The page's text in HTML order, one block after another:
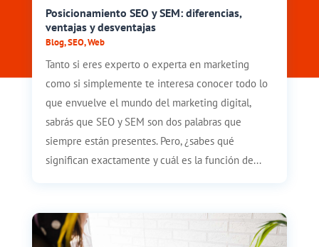
Posicionamiento SEO y SEM: diferencias,
ventajas y desventajas
Blog,SEO,Web
Tanto si eres experto o experta en marketing
como si simplemente te interesa conocer todo lo
que envuelve el mundo del marketing digital,
sabrás que SEO y SEM son dos palabras que
siempre están presentes. Pero, ¿sabes qué
significan exactamente y cuál es la función de...